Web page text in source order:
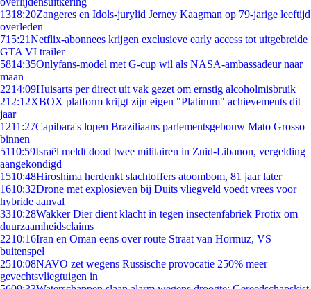
1318:20Zangeres en Idols-jurylid Jerney Kaagman op 79-jarige leeftijd
overleden
715:21Netflix-abonnees krijgen exclusieve early access tot uitgebreide
GTA VI trailer
5814:35Onlyfans-model met G-cup wil als NASA-ambassadeur naar
maan
2214:09Huisarts per direct uit vak gezet om ernstig alcoholmisbruik
212:12XBOX platform krijgt zijn eigen "Platinum" achievements dit
jaar
1211:27Capibara's lopen Braziliaans parlementsgebouw Mato Grosso
binnen
5110:59Israël meldt dood twee militairen in Zuid-Libanon, vergelding
aangekondigd
1510:48Hiroshima herdenkt slachtoffers atoombom, 81 jaar later
1610:32Drone met explosieven bij Duits vliegveld voedt vrees voor
hybride aanval
3310:28Wakker Dier dient klacht in tegen insectenfabriek Protix om
duurzaamheidsclaims
2210:16Iran en Oman eens over route Straat van Hormuz, VS
buitenspel
2510:08NAVO zet wegens Russische provocatie 250% meer
gevechtsvliegtuigen in